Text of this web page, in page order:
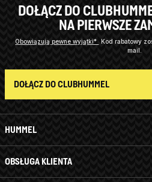
HUMMEL
OBSŁUGA KLIENTA
DOŁĄCZ DO
NA PIERWSZE
Obowiązują pewne wyjątki*
Kod rabatowy
mail.
DOŁĄCZ DO CLUBHUMMEL